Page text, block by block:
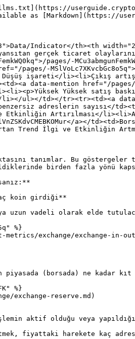
as [Markdown](https://
Indicator</th><th
gerçek ticaret
pages/-
pages/-
işareti</li><li>Çıkış
data-mention href="/pages/-
Yüksek satış
ul></td></tr><tr><td><a data-
adreslerin sayısı</
Etkinliğin Artırılması</
a></
Trend İlgi ve Etkinliğin
tanımlar. Bu
birden fazla yönü
koin girdiği**
uzun vadeli olarak elde
%}
exchange/exchange-in-
(borsada) ne kadar kıt
%}
exchange-reserve.md)
aktif olduğu veya
fiyattaki harekete kaç